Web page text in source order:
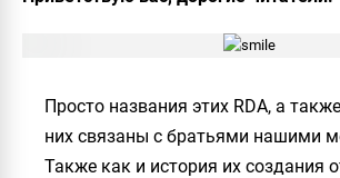
Просто названия этих RDA, а
них связаны с братьями нашими
Также как и история их создания